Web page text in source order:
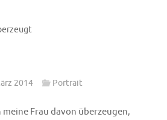
2014 Portrait
Frau davon überzeugen,